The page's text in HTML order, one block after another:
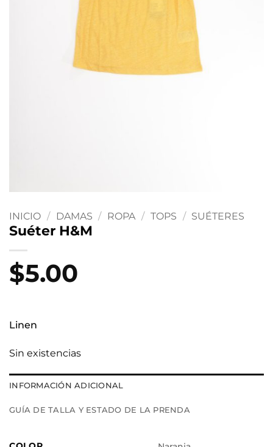
INICIO / DAMAS / ROPA / TOPS / SUÉTERES
Suéter H&M
$5.00
Linen
Sin existencias
INFORMACIÓN ADICIONAL
GUÍA DE TALLA Y ESTADO DE LA PRENDA